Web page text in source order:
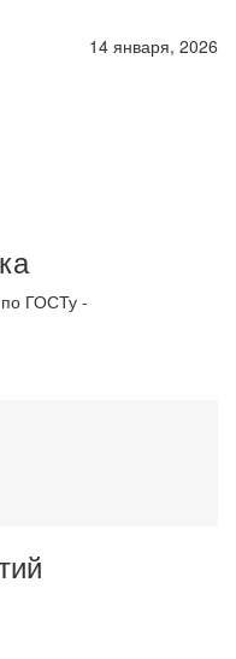
14 января, 2026
ГОСТу -